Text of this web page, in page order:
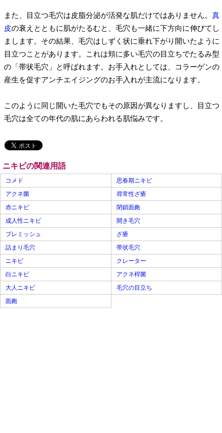
また、目立つ毛穴は皮脂分泌が活発な肌だけではありません。 真
皮の衰えとともに肌がたるむと、毛穴も一緒に下方向に伸びてし
まします。その結果、毛穴はしずく状に垂れ下がり開いたように
目立つことがあります。これは頬に多い毛穴の目立ちでたるみ型
の「帯状毛穴」と呼ばれます。お手入れとしては、コラーゲンの
産生を促すアンチエイジングのお手入れが主流になります。
このように同じ開いた毛穴でもその原因が異なりますし、目立つ
毛穴は全ての年代の肌にあらわれる肌悩みです。
ニキビの関連用語
コメド
思春期ニキビ
アクネ菌
尋常性ざ瘡
赤ニキビ
閉鎖面皰
成人性ニキビ
開き毛穴
ブレミッシュ
ざ瘡
詰まり毛穴
帯状毛穴
ニキビ
クレーター
白ニキビ
アクネ桿菌
大人ニキビ
毛穴の目立ち
面皰